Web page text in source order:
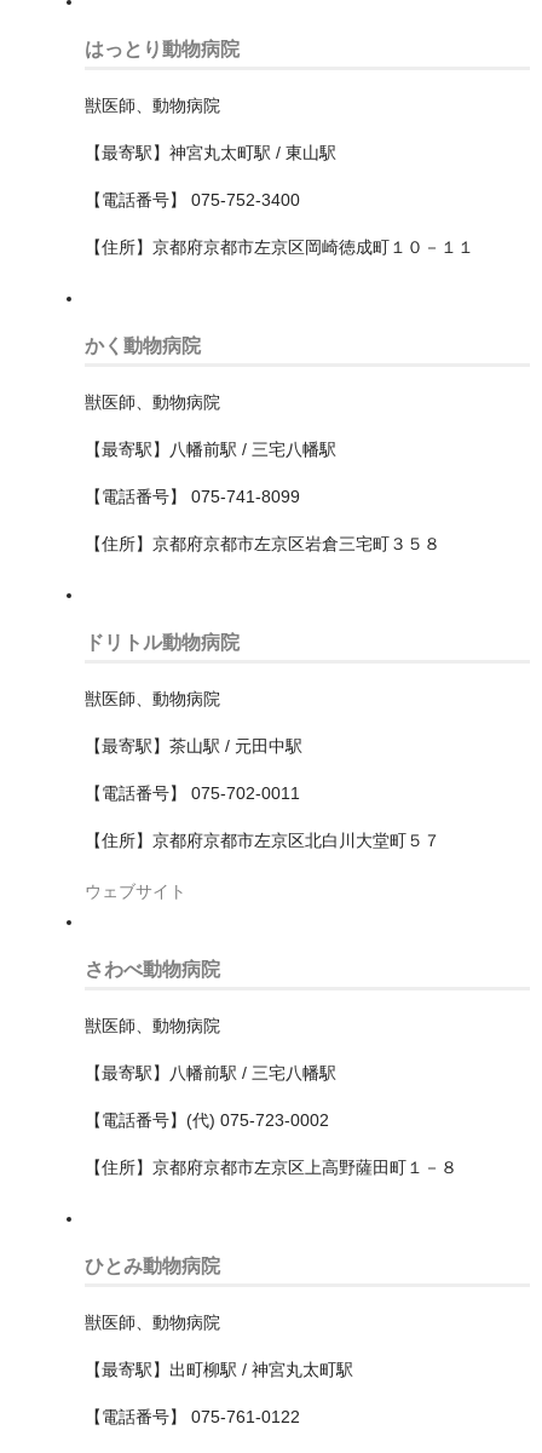
松原市
枚方市
柏原市
池田市
河内長野市
泉佐野市
泉北郡忠岡町
泉南市
泉南郡熊取町
泉南郡田尻町
泉大津市
箕面市
羽曳野市
茨木市
藤井寺市
豊中市
門真市
高槻市
高石市
奈良県
宮城県
宮崎県
富山県
山口県
山形県
はっとり動物病院
獣医師、動物病院
【最寄駅】神宮丸太町駅 / 東山駅
【電話番号】 075-752-3400
【住所】京都府京都市左京区岡崎徳成町１０－１１
かく動物病院
獣医師、動物病院
【最寄駅】八幡前駅 / 三宅八幡駅
【電話番号】 075-741-8099
【住所】京都府京都市左京区岩倉三宅町３５８
ドリトル動物病院
獣医師、動物病院
【最寄駅】茶山駅 / 元田中駅
【電話番号】 075-702-0011
【住所】京都府京都市左京区北白川大堂町５７
ウェブサイト
さわべ動物病院
獣医師、動物病院
【最寄駅】八幡前駅 / 三宅八幡駅
【電話番号】(代) 075-723-0002
【住所】京都府京都市左京区上高野薩田町１－８
ひとみ動物病院
獣医師、動物病院
【最寄駅】出町柳駅 / 神宮丸太町駅
【電話番号】 075-761-0122